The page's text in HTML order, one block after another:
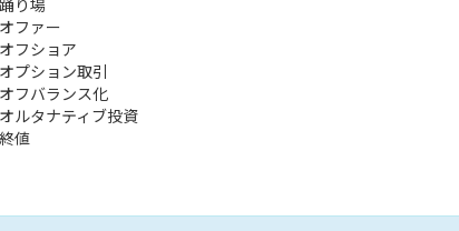
オファー
オフショア
オプション取引
オフバランス化
オルタナティブ投資
終値